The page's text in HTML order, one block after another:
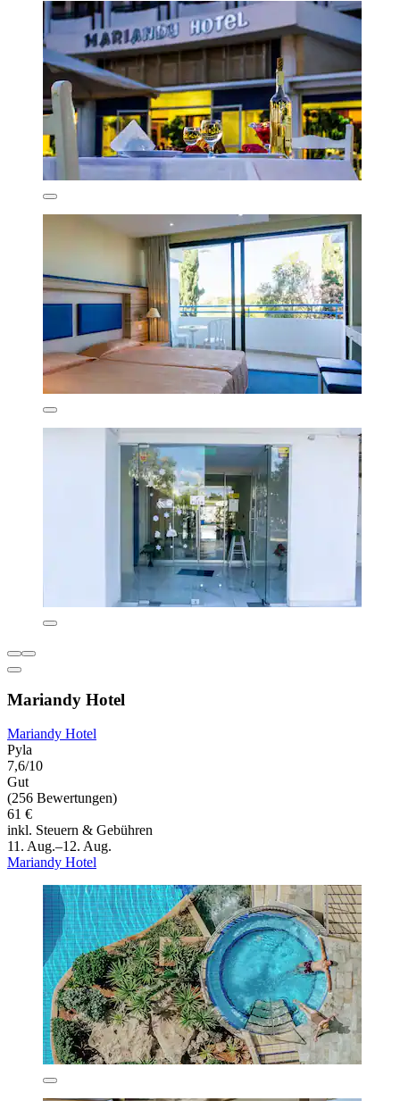
Mariandy Hotel
Mariandy Hotel
Pyla
7,6/10
Gut
(256 Bewertungen)
61 €
inkl. Steuern & Gebühren
11. Aug.–12. Aug.
Mariandy Hotel